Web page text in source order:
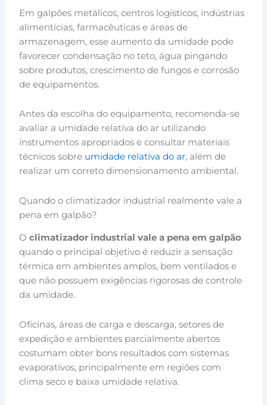
Em galpões metálicos, centros logísticos, indústrias
alimentícias, farmacêuticas e áreas de
armazenagem, esse aumento da umidade pode
favorecer condensação no teto, água pingando
sobre produtos, crescimento de fungos e corrosão
de equipamentos.
Antes da escolha do equipamento, recomenda-se
avaliar a umidade relativa do ar utilizando
instrumentos apropriados e consultar materiais
técnicos sobre umidade relativa do ar, além de
realizar um correto dimensionamento ambiental.
Quando o climatizador industrial realmente vale a
pena em galpão?
Oclimatizador industrial vale a pena em galpão
quando o principal objetivo é reduzir a sensação
térmica em ambientes amplos, bem ventilados e
que não possuem exigências rigorosas de controle
da umidade.
Oficinas, áreas de carga e descarga, setores de
expedição e ambientes parcialmente abertos
costumam obter bons resultados com sistemas
evaporativos, principalmente em regiões com
clima seco e baixa umidade relativa.